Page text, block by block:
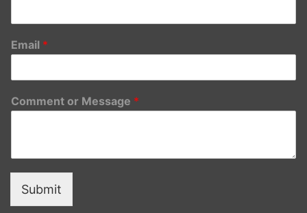
Email *
Comment or Message *
Submit